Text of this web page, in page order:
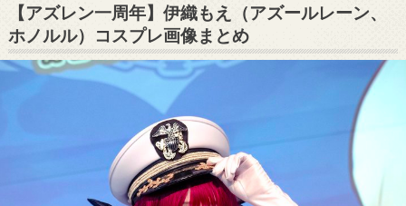
【アズレン一周年】伊織もえ（アズールレーン、
ホノルル）コスプレ画像まとめ